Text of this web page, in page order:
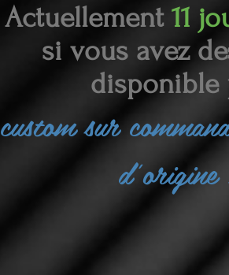
Actuellement 11
si vous avez
disponible
custom sur